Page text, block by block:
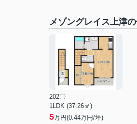
メゾングレイス上津
202〇
1LDK (37.26㎡)
5万円(0.44万円/坪)